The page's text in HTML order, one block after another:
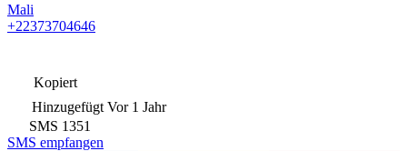
Mali
+22373704646
Kopiert
Hinzugefügt Vor 1 Jahr
SMS 1351
SMS empfangen